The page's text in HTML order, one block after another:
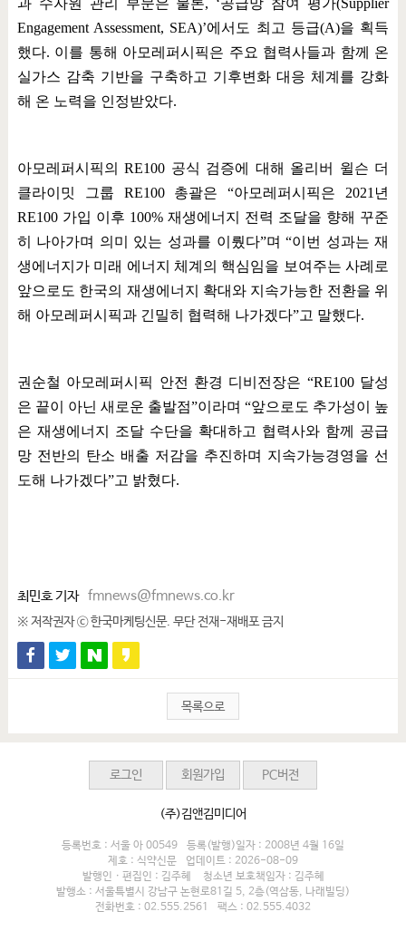
Engagement Assessment, SEA)’에서도 최고 등급(A)을 획득
했다. 이를 통해 아모레퍼시픽은 주요 협력사들과 함께 온
실가스 감축 기반을 구축하고 기후변화 대응 체계를 강화
해 온 노력을 인정받았다.
아모레퍼시픽의RE100 공식 검증에 대해 올리버 윌슨 더
클라이밋 그룹 RE100 총괄은“아모레퍼시픽은 2021 년
RE100 가입 이후 100%재생에너지 전력 조달을 향해 꾸준
히 나아가며 의미 있는 성과를 이뤘다”며“이번 성과는 재
생에너지가 미래 에너지 체계의 핵심임을 보여주는 사례로
앞으로도 한국의 재생에너지 확대와 지속가능한 전환을 위
해 아모레퍼시픽과 긴밀히 협력해 나가겠다”고 말했다.
권순철 아모레퍼시픽 안전 환경 디비전장은 “RE100 달성
은 끝이 아닌 새로운 출발점”이라며“앞으로도 추가성이 높
은 재생에너지 조달 수단을 확대하고 협력사와 함께 공급
망 전반의 탄소 배출 저감을 추진하며 지속가능경영을 선
도해 나가겠다”고 밝혔다.
최민호 기자 fmnews@fmnews.co.kr
※ 저작권자 ⓒ 한국마케팅신문. 무단 전재-재배포 금지
목록으로
로그인 회원가입 PC버전
(주)김앤김미디어
등록번호 : 서울 아 00549
등록(발행)일자 : 2008년 4월 16일
제호 : 식약신문
업데이트 : 2026-08-09
발행인 · 편집인 : 김주혜
청소년 보호책임자 : 김주혜
발행소 : 서울특별시 강남구 논현로81길 5, 2층(역삼동, 나래빌딩)
전화번호 : 02.555.2561
팩스 : 02.555.4032